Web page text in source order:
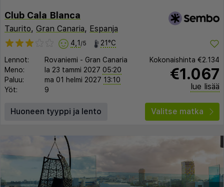
Club Cala Blanca
Taurito, Gran Canaria, Espanja
4,1 /5 21°C
Lennot: Rovaniemi - Gran Canaria
Meno:
la 23 tammi 2027 05:20
Paluu:
ma 01 helmi 2027 13:10
Yöt:
9
Kokonaishinta €2.134
€1.067
lue lisää
Huoneen tyyppi ja lento Valitse matka